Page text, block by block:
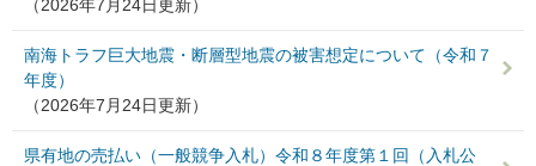
（2026年7月24日更新）
南海トラフ巨大地震・断層型地震の被害想定について（令和７
年度）
（2026年7月24日更新）
県有地の売払い（一般競争入札）令和８年度第１回（入札公